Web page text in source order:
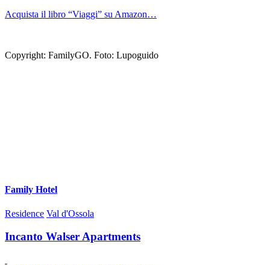
Acquista il libro “Viaggi” su Amazon…
Copyright: FamilyGO. Foto: Lupoguido
Family Hotel
Residence Val d'Ossola
Incanto Walser Apartments